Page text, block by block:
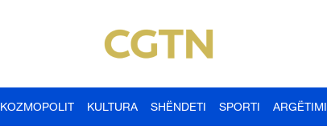
KOZMOPOLIT KULTURA SHËNDETI SPORTI ARGËTIMI